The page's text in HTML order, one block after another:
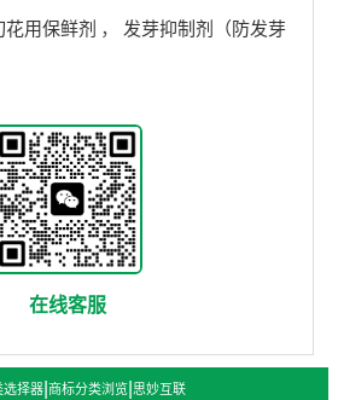
花用保鲜剂 ，
发芽抑制剂（防发芽
在线客服
选择器| 商标分类浏览| 思妙互联